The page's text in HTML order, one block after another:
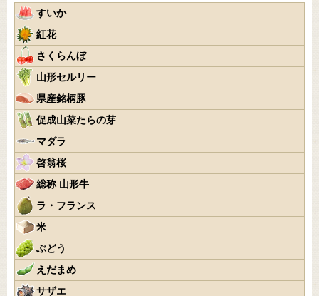
すいか
紅花
さくらんぼ
山形セルリー
県産銘柄豚
促成山菜たらの芽
マダラ
啓翁桜
総称 山形牛
ラ・フランス
米
ぶどう
えだまめ
サザエ